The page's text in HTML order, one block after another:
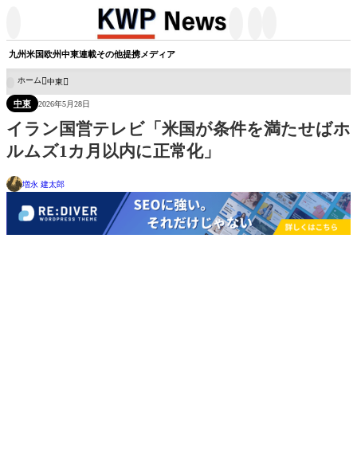
九州米国欧州中東連載その他提携メディア
ホーム 中東
中東 2026年5月28日
イラン国営テレビ「米国が条件を満たせばホ
ルムズ1カ月以内に正常化」
増永 建太郎